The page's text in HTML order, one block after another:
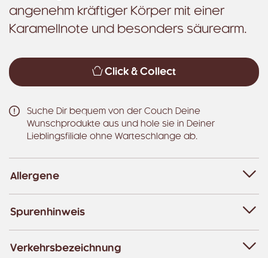
angenehm kräftiger Körper mit einer
Karamellnote und besonders säurearm.
Click & Collect
Suche Dir bequem von der Couch Deine
Wunschprodukte aus und hole sie in Deiner
Lieblingsfiliale ohne Warteschlange ab.
Allergene
Spurenhinweis
Verkehrsbezeichnung